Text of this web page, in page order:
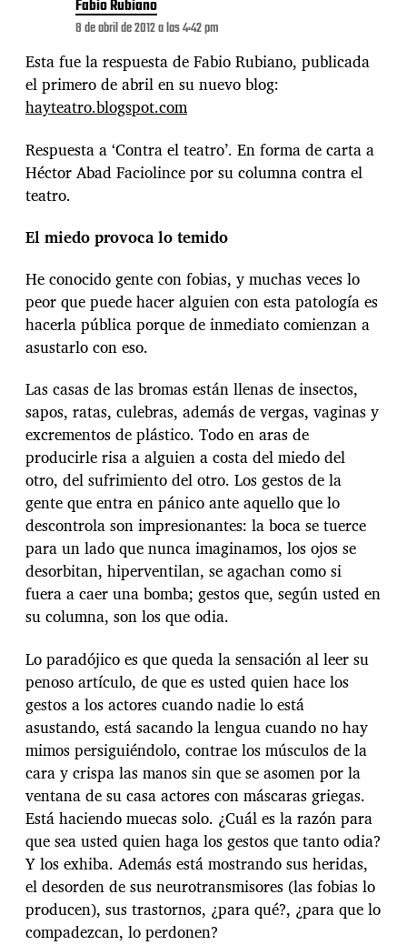
Fabio Rubiano
8 de abril de 2012 a las 4:42 pm
Esta fue la respuesta de Fabio Rubiano, publicada
el primero de abril en su nuevo blog:
hayteatro.blogspot.com
Respuesta a ‘Contra el teatro’. En forma de carta a
Héctor Abad Faciolince por su columna contra el
teatro.
El miedo provoca lo temido
He conocido gente con fobias, y muchas veces lo
peor que puede hacer alguien con esta patología es
hacerla pública porque de inmediato comienzan a
asustarlo con eso.
Las casas de las bromas están llenas de insectos,
sapos, ratas, culebras, además de vergas, vaginas y
excrementos de plástico. Todo en aras de
producirle risa a alguien a costa del miedo del
otro, del sufrimiento del otro. Los gestos de la
gente que entra en pánico ante aquello que lo
descontrola son impresionantes: la boca se tuerce
para un lado que nunca imaginamos, los ojos se
desorbitan, hiperventilan, se agachan como si
fuera a caer una bomba; gestos que, según usted en
su columna, son los que odia.
Lo paradójico es que queda la sensación al leer su
penoso artículo, de que es usted quien hace los
gestos a los actores cuando nadie lo está
asustando, está sacando la lengua cuando no hay
mimos persiguiéndolo, contrae los músculos de la
cara y crispa las manos sin que se asomen por la
ventana de su casa actores con máscaras griegas.
Está haciendo muecas solo. ¿Cuál es la razón para
que sea usted quien haga los gestos que tanto odia?
Y los exhiba. Además está mostrando sus heridas,
el desorden de sus neurotransmisores (las fobias lo
producen), sus trastornos, ¿para qué?, ¿para que lo
compadezcan, lo perdonen?